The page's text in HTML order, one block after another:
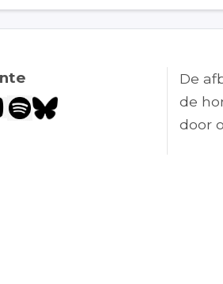
De
de
door